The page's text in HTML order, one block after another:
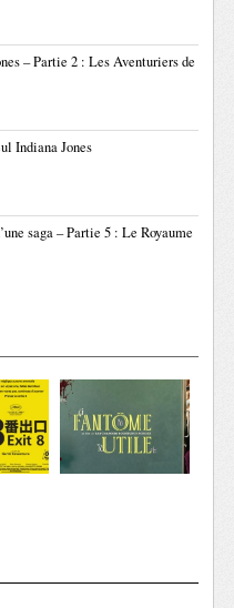
– Partie 2 : Les Aventuriers de
Indiana Jones
saga – Partie 5 : Le Royaume